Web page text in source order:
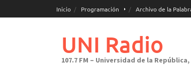
al
Inicio Programación Archivo de la
UNI Radio
107.7 FM – Universidad de la